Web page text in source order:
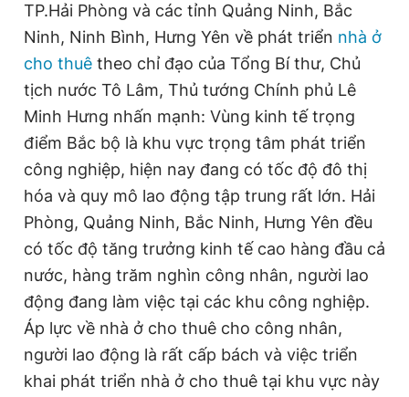
Thông tin tòa soạn Liên hệ quảng cáo
Đọc Thanh Niên trên điện thoại
Theo dõi báo trên
Hotline
0906 645 777 0908 780 404
Đặt báo Quảng cáo RSS Tòa soạn Chính sách bảo
TP.Hải Phòng và các tỉnh Quảng Ninh, Bắc
Ninh, Ninh Bình, Hưng Yên về phát triển nhà ở
cho thuê theo chỉ đạo của Tổng Bí thư, Chủ
tịch nước Tô Lâm, Thủ tướng Chính phủ Lê
Minh Hưng nhấn mạnh: Vùng kinh tế trọng
điểm Bắc bộ là khu vực trọng tâm phát triển
công nghiệp, hiện nay đang có tốc độ đô thị
hóa và quy mô lao động tập trung rất lớn. Hải
Phòng, Quảng Ninh, Bắc Ninh, Hưng Yên đều
có tốc độ tăng trưởng kinh tế cao hàng đầu cả
nước, hàng trăm nghìn công nhân, người lao
động đang làm việc tại các khu công nghiệp.
Áp lực về nhà ở cho thuê cho công nhân,
người lao động là rất cấp bách và việc triển
khai phát triển nhà ở cho thuê tại khu vực này